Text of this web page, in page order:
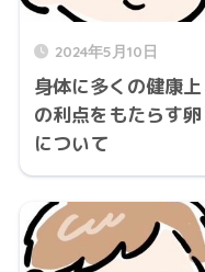
2024年5月10日
身体に多くの健康上
の利点をもたらす卵
について